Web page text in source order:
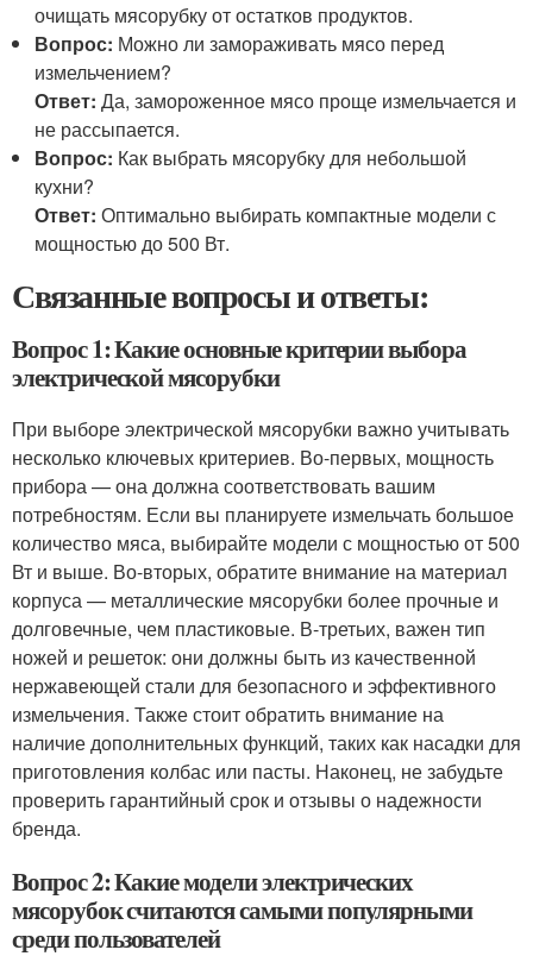
очищать мясорубку от остатков продуктов.
Вопрос: Можно ли замораживать мясо перед
измельчением?
Ответ: Да, замороженное мясо проще измельчается и
не рассыпается.
Вопрос: Как выбрать мясорубку для небольшой
кухни?
Ответ: Оптимально выбирать компактные модели с
мощностью до 500 Вт.
Связанные вопросы и ответы:
Вопрос 1: Какие основные критерии выбора
электрической мясорубки
При выборе электрической мясорубки важно учитывать
несколько ключевых критериев. Во-первых, мощность
прибора — она должна соответствовать вашим
потребностям. Если вы планируете измельчать большое
количество мяса, выбирайте модели с мощностью от 500
Вт и выше. Во-вторых, обратите внимание на материал
корпуса — металлические мясорубки более прочные и
долговечные, чем пластиковые. В-третьих, важен тип
ножей и решеток: они должны быть из качественной
нержавеющей стали для безопасного и эффективного
измельчения. Также стоит обратить внимание на
наличие дополнительных функций, таких как насадки для
приготовления колбас или пасты. Наконец, не забудьте
проверить гарантийный срок и отзывы о надежности
бренда.
Вопрос 2: Какие модели электрических
мясорубок считаются самыми популярными
среди пользователей